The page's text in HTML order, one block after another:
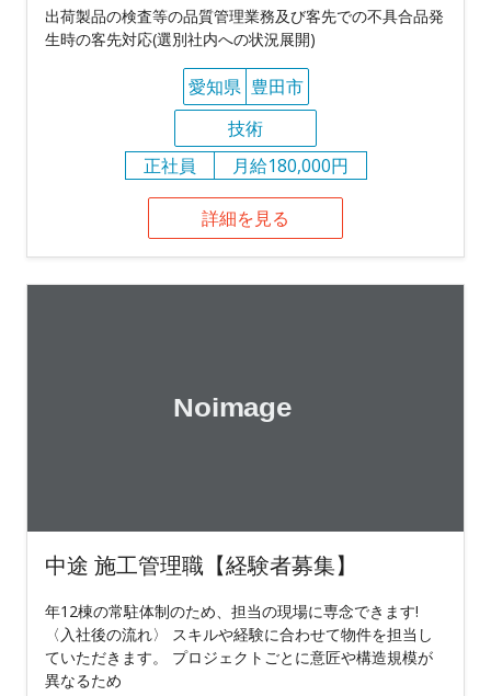
出荷製品の検査等の品質管理業務及び客先での不具合品発
生時の客先対応(選別社内への状況展開)
愛知県 豊田市
技術
正社員
月給180,000円
詳細を見る
中途 施工管理職【経験者募集】
年12棟の常駐体制のため、担当の現場に専念できます!
〈入社後の流れ〉 スキルや経験に合わせて物件を担当し
ていただきます。 プロジェクトごとに意匠や構造規模が
異なるため